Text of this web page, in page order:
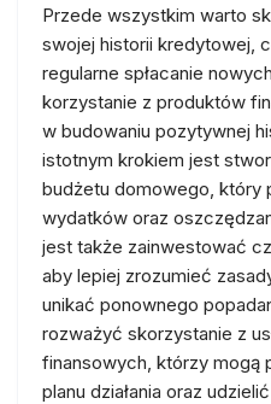
Przede wszystkim warto
swojej historii kredytowej,
regularne spłacanie
korzystanie z produktów
w budowaniu pozytywnej
istotnym krokiem jest
budżetu domowego, który
wydatków oraz
jest także zainwestować
aby lepiej zrozumieć
unikać ponownego
rozważyć skorzystanie z
finansowych, którzy mogą
planu działania oraz